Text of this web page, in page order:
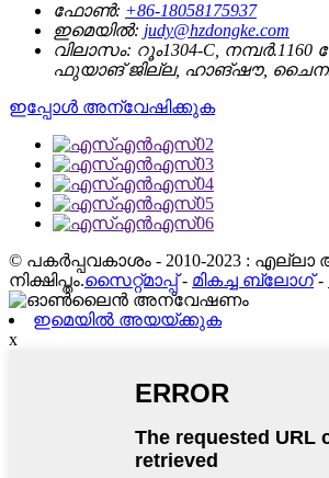
ഫോൺ: +86-18058175937
ഇമെയിൽ: judy@hzdongke.com
വിലാസം: റൂം1304-C,
ഫുയാങ് ജില്ല, ഹാങ്‌ഷൗ,
ഇപ്പോൾ അന്വേഷിക്കുക
© പകർപ്പവകാശം - 2010-2023 :
നിക്ഷിപ്തം.സൈറ്റ്മാപ്പ്- മികച്ച ബ്ലോഗ്-
ഇമെയിൽ അയയ്ക്കുക
x